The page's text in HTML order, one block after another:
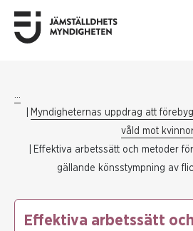
...
Myndigheternas uppdrag att
våld mot
Effektiva arbetssätt och metoder
gällande könsstympning av
Effektiva arbetssätt